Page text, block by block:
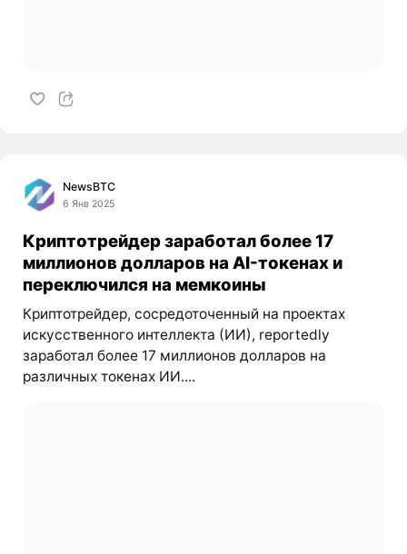
NewsBTC
6 Янв 2025
Криптотрейдер заработал более 17
миллионов долларов на AI-токенах и
переключился на мемкоины
Криптотрейдер, сосредоточенный на проектах
искусственного интеллекта (ИИ), reportedly
заработал более 17 миллионов долларов на
различных токенах ИИ....